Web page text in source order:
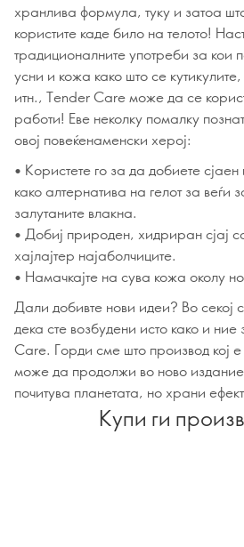
хранлива формула, туку и затоа
користите каде било на телото!
традиционалните употреби за кои
усни и кожа како што се кутикулите,
итн., Tender Care може да се
работи! Еве неколку помалку
овој повеќенаменски херој:
• Користете го за да добиете сјаен
како алтернатива на гелот за веѓи
залутаните влакна.
• Добиј природен, хидриран сјај
хајлајтер најаболчиците.
• Намачкајте на сува кожа околу
Дали добивте нови идеи? Во секој
дека сте возбудени исто како и
Care. Горди сме што производ кој е
може да продолжи во ново издание
почитува планетата, но храни
Купи ги